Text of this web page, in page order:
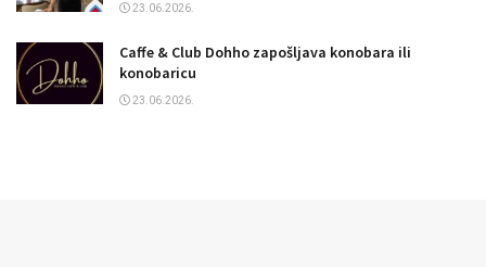
23.06.2026.
Caffe & Club Dohho zapošljava konobara ili
konobaricu
23.06.2026.